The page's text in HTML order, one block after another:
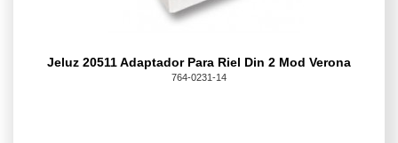
Jeluz 20511 Adaptador Para Riel Din 2 Mod Verona
764-0231-14